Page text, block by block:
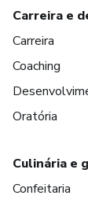
Carreira e
Carreira
Coaching
Oratória
Culinária e
Confeitaria